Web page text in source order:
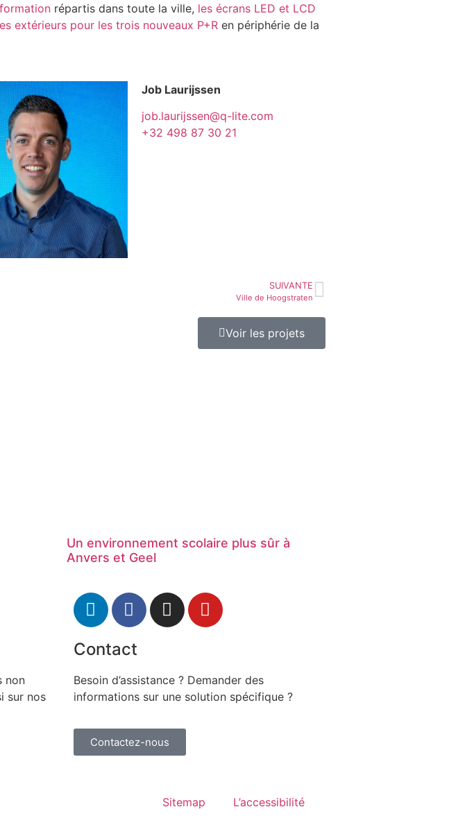
répartis dans toute la ville, les écrans LED et LCD
extérieurs pour les trois nouveaux P+R en périphérie de la
Job Laurijssen
job.laurijssen@q-lite.com
+32 498 87 30 21
SUIVANTE
Ville de Hoogstraten
Voir les projets
Un environnement scolaire plus sûr à
Anvers et Geel
non
sur nos
Contact
Besoin d’assistance ? Demander des
informations sur une solution spécifique ?
Contactez-nous
Sitemap L’accessibilité